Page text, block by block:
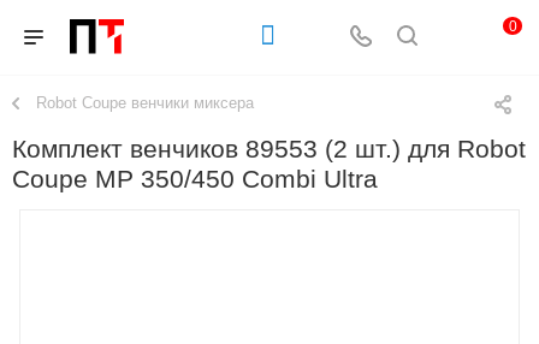
0
Robot Coupe венчики миксера
Комплект венчиков 89553 (2 шт.) для Robot
Coupe МР 350/450 Combi Ultra